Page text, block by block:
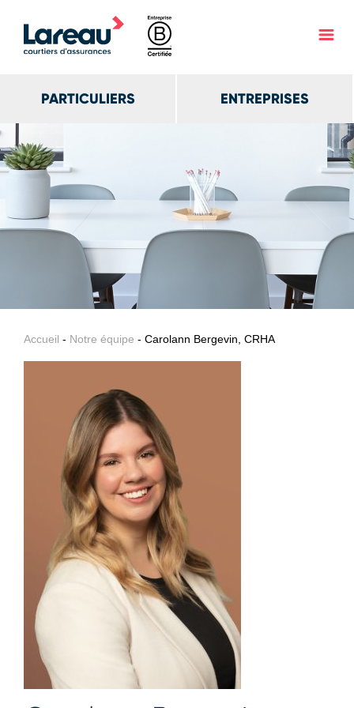
PARTICULIERS ENTREPRISES
Accueil - Notre équipe - Carolann Bergevin, CRHA